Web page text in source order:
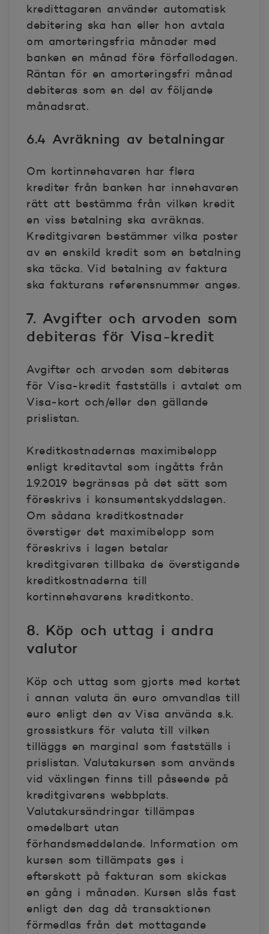
kredittagaren använder automatisk
debitering ska han eller hon avtala
om amorteringsfria månader med
banken en månad före förfallodagen.
Räntan för en amorteringsfri månad
debiteras som en del av följande
månadsrat.
6.4 Avräkning av betalningar
Om kortinnehavaren har flera
krediter från banken har innehavaren
rätt att bestämma från vilken kredit
en viss betalning ska avräknas.
Kreditgivaren bestämmer vilka poster
av en enskild kredit som en betalning
ska täcka. Vid betalning av faktura
ska fakturans referensnummer anges.
7. Avgifter och arvoden som
debiteras för Visa-kredit
Avgifter och arvoden som debiteras
för Visa-kredit fastställs i avtalet om
Visa-kort och/eller den gällande
prislistan.
Kreditkostnadernas maximibelopp
enligt kreditavtal som ingåtts från
1.9.2019 begränsas på det sätt som
föreskrivs i konsumentskyddslagen.
Om sådana kreditkostnader
överstiger det maximibelopp som
föreskrivs i lagen betalar
kreditgivaren tillbaka de överstigande
kreditkostnaderna till
kortinnehavarens kreditkonto.
8. Köp och uttag i andra
valutor
Köp och uttag som gjorts med kortet
i annan valuta än euro omvandlas till
euro enligt den av Visa använda s.k.
grossistkurs för valuta till vilken
tilläggs en marginal som fastställs i
prislistan. Valutakursen som används
vid växlingen finns till påseende på
kreditgivarens webbplats.
Valutakursändringar tillämpas
omedelbart utan
förhandsmeddelande. Information om
kursen som tillämpats ges i
efterskott på fakturan som skickas
en gång i månaden. Kursen slås fast
enligt den dag då transaktionen
förmedlas från det mottagande